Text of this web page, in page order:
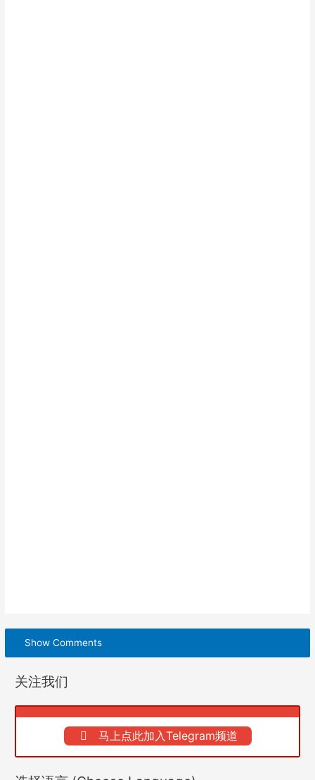
Show Comments
关注我们
马上点此加入Telegram频道